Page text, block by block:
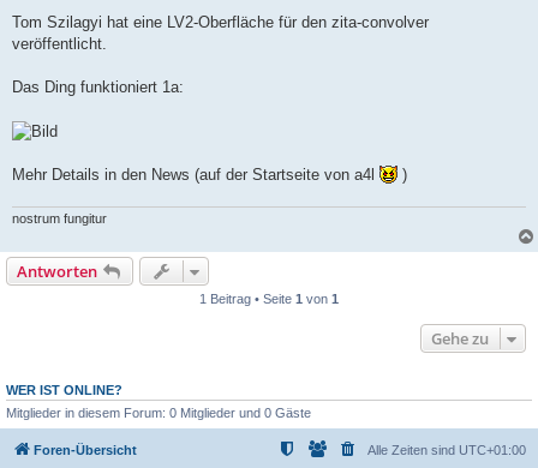
i
r
Tom Szilagyi hat eine LV2-Oberfläche für den zita-convolver
veröffentlicht.
Das Ding funktioniert 1a:
Mehr Details in den News (auf der Startseite von a4l )
nostrum fungitur
Antworten
1 Beitrag • Seite 1 von 1
Gehe zu
WER IST ONLINE?
Mitglieder in diesem Forum: 0 Mitglieder und 0 Gäste
Foren-Übersicht Alle Zeiten sind UTC+01:00